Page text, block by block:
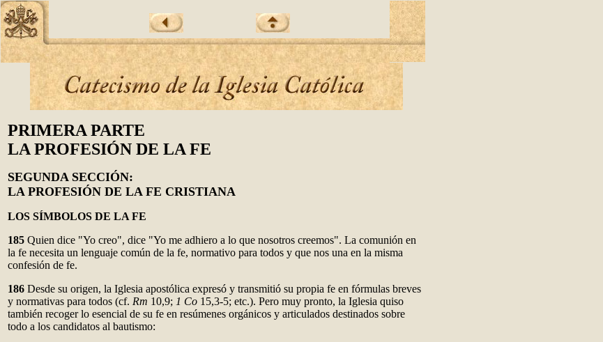
PRIMERA PARTE
LA PROFESIÓN DE LA FE
SEGUNDA SECCIÓN:
LA PROFESIÓN DE LA FE CRISTIANA
LOS SÍMBOLOS DE LA FE
185 Quien dice "Yo creo", dice "Yo me adhiero a lo que nosotros creemos". La comunión en
la fe necesita un lenguaje común de la fe, normativo para todos y que nos una en la misma
confesión de fe.
186 Desde su origen, la Iglesia apostólica expresó y transmitió su propia fe en fórmulas breves
y normativas para todos (cf. Rm 10,9; 1 Co 15,3-5; etc.). Pero muy pronto, la Iglesia quiso
también recoger lo esencial de su fe en resúmenes orgánicos y articulados destinados sobre
todo a los candidatos al bautismo: